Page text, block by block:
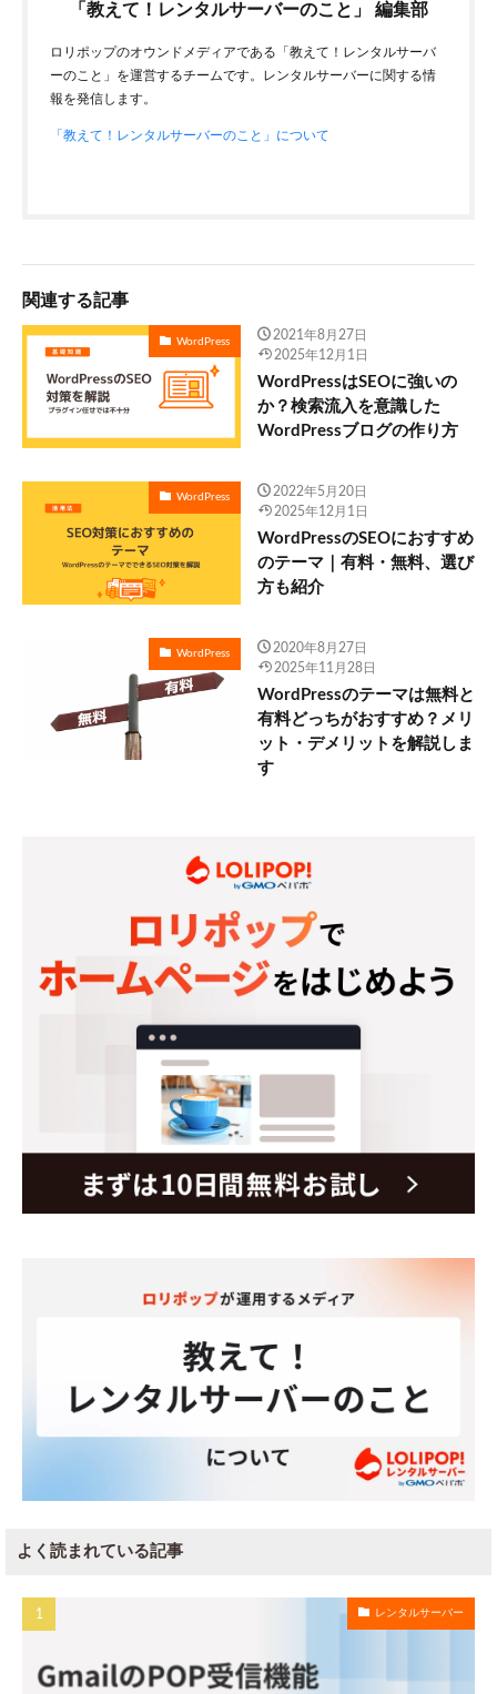
「教えて！レンタルサーバーのこと」 編集部
ロリポップのオウンドメディアである「教えて！レンタルサーバ
ーのこと」を運営するチームです。レンタルサーバーに関する情
報を発信します。
「教えて！レンタルサーバーのこと」について
関連する記事
WordPress
2021年8月27日
2025年12月1日
WordPressはSEOに強いの
か？検索流入を意識した
WordPressブログの作り方
WordPress
2022年5月20日
2025年12月1日
WordPressのSEOにおすすめ
のテーマ｜有料・無料、選び
方も紹介
WordPress
2020年8月27日
2025年11月28日
WordPressのテーマは無料と
有料どっちがおすすめ？メリ
ット・デメリットを解説しま
す
よく読まれている記事
レンタルサーバー